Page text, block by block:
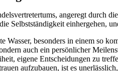
angeregt durch
Selbstständigkeit einhergehen,
Wasser, besonders in einem so
auch ein persönlicher
eigene Entscheidungen zu
aufzubauen, ist es